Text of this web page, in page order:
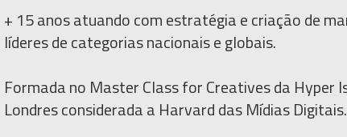
+ 15 anosatuando comestratégiaecriaçãode
líderes de categoriasnacionaiseglobais.
Formadano Master Class for Creativesda Hyper
Londresconsiderada a Harvard das Mídias Digitais.